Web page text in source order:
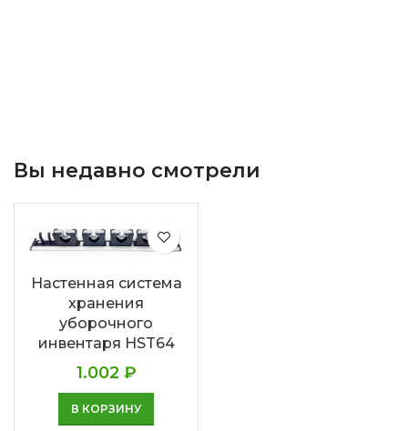
Вы недавно смотрели
Настенная система
хранения
уборочного
инвентаря HST64
1.002 ₽
В КОРЗИНУ